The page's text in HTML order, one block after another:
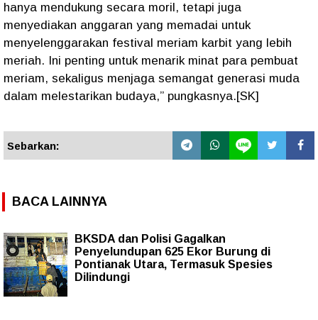
hanya mendukung secara moril, tetapi juga
menyediakan anggaran yang memadai untuk
menyelenggarakan festival meriam karbit yang lebih
meriah. Ini penting untuk menarik minat para pembuat
meriam, sekaligus menjaga semangat generasi muda
dalam melestarikan budaya,” pungkasnya.[SK]
Sebarkan:
BACA LAINNYA
BKSDA dan Polisi Gagalkan
Penyelundupan 625 Ekor Burung di
Pontianak Utara, Termasuk Spesies
Dilindungi